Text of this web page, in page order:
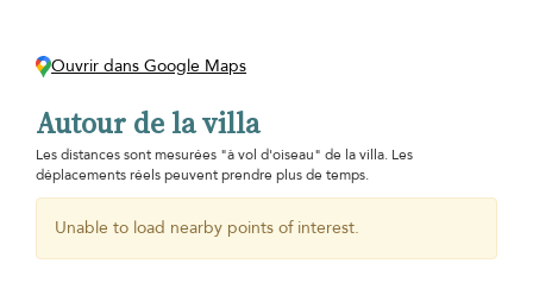
Ouvrir dans Google Maps
Autour de la villa
Les distances sont mesurées "à vol d'oiseau" de la villa. Les
déplacements réels peuvent prendre plus de temps.
Unable to load nearby points of interest.